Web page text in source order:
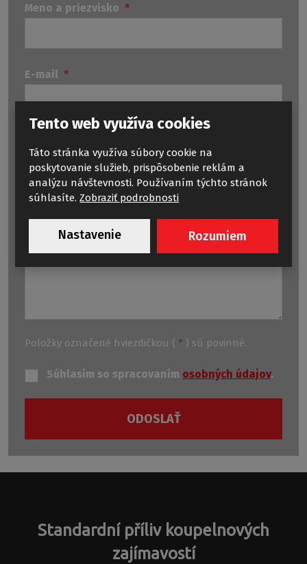
Meno a priezvisko *
E-mail *
Text správy *
Položky označené hviezdičkou ( * ) sú povinné.
Súhlasím so spracovaním osobných údajov.
ODOSLAŤ
sa
nepodarilo
Standardní příliv koupelnových
zajímavostí
Tento web využíva cookies
Táto stránka využíva súbory cookie na
poskytovanie služieb, prispôsobenie reklám a
analýzu návštevnosti. Používaním týchto stránok
súhlasíte.Zobraziť podrobnosti
Nastavenie Rozumiem